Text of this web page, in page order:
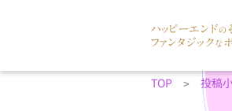
TOP 投稿